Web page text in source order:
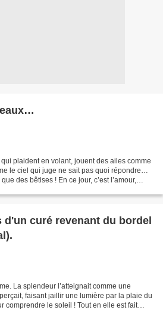
plaident en volant, jouent des ailes comme
le ciel qui juge ne sait pas quoi répondre…
des bêtises ! En ce jour, c’est l’amour,
curé revenant du bordel
La splendeur l’atteignait comme une
faisant jaillir une lumière par la plaie du
comprendre le soleil ! Tout en elle est fait